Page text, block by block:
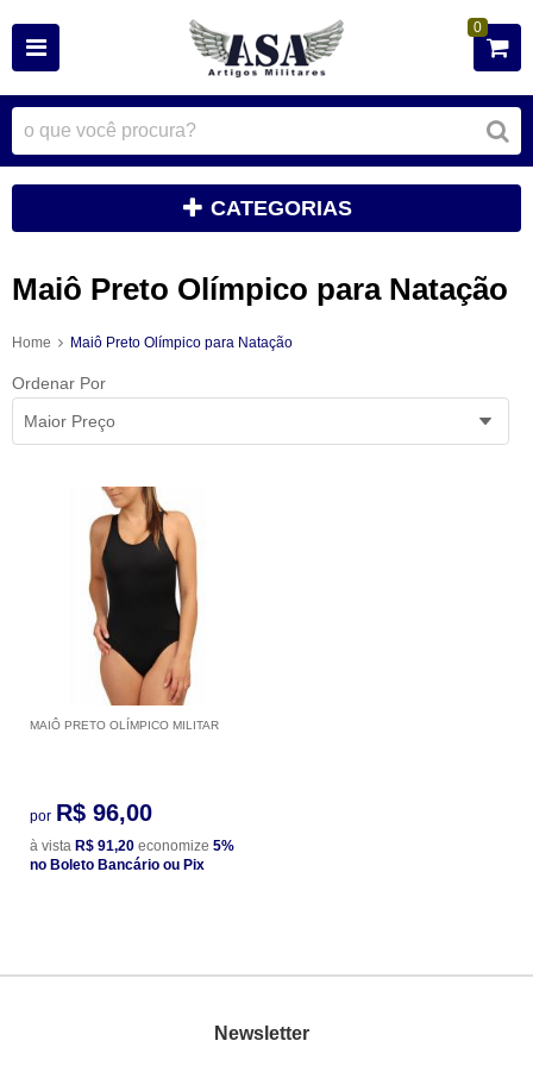
0
CATEGORIAS
Maiô Preto Olímpico para Natação
Home Maiô Preto Olímpico para Natação
Ordenar Por
Maior Preço
MAIÔ PRETO OLÍMPICO MILITAR
por R$ 96,00
à vista R$ 91,20 economize 5%
no Boleto Bancário ou Pix
Newsletter